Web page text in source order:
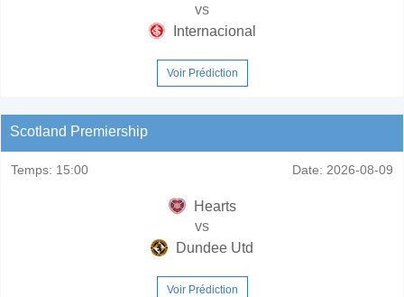
vs
Internacional
Voir Prédiction
Scotland Premiership
Temps: 15:00 Date: 2026-08-09
Hearts
vs
Dundee Utd
Voir Prédiction